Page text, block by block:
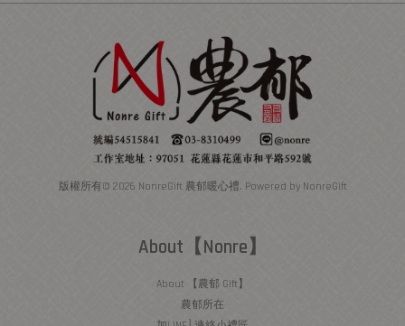
版權所有© 2026 NonreGift 農郁暖心禮. Powered by NonreGift
About【Nonre】
About 【農郁 Gift】
農郁所在